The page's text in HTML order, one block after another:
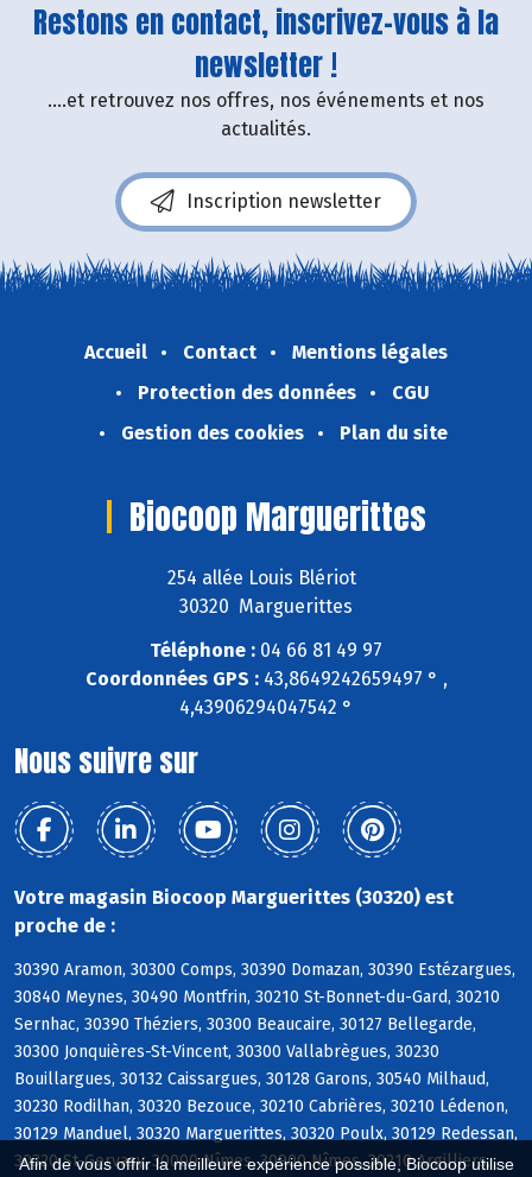
Afin de vous offrir la meilleure expérience possible, Biocoop utilise
Restons en contact, inscrivez-vous à la
newsletter !
....et retrouvez nos offres, nos événements et nos
actualités.
Inscription newsletter
Accueil Contact
Mentions légales
Protection des données
CGU
Gestion des cookies
Plan du site
Biocoop Marguerittes
254 allée Louis Blériot
30320 Marguerittes
Téléphone : 04 66 81 49 97
Coordonnées GPS :43,8649242659497 ° ,
4,43906294047542 °
Nous suivre sur
Votre magasin Biocoop Marguerittes (30320) est
proche de :
30390 Aramon, 30300 Comps, 30390 Domazan, 30390 Estézargues,
30840 Meynes, 30490 Montfrin, 30210 St-Bonnet-du-Gard, 30210
Sernhac, 30390 Théziers, 30300 Beaucaire, 30127 Bellegarde,
30300 Jonquières-St-Vincent, 30300 Vallabrègues, 30230
Bouillargues, 30132 Caissargues, 30128 Garons, 30540 Milhaud,
30230 Rodilhan, 30320 Bezouce, 30210 Cabrières, 30210 Lédenon,
30129 Manduel, 30320 Marguerittes, 30320 Poulx, 30129 Redessan,
30320 St-Gervasy, 30000 Nîmes, 30900 Nîmes, 30210 Argilliers,